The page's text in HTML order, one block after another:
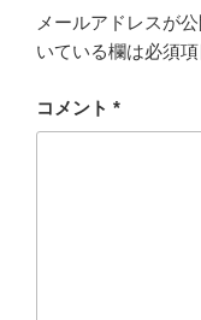
メールアドレスが
いている欄は必須
コメント *